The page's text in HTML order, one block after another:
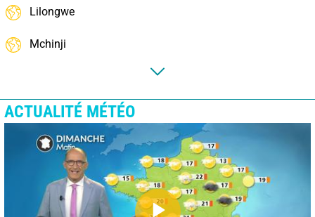
Lilongwe
Mchinji
ACTUALITÉ MÉTÉO